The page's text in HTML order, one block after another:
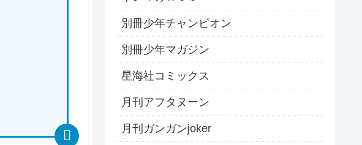
別冊少年チャンピオン
別冊少年マガジン
星海社コミックス
月刊アフタヌーン
月刊ガンガンjoker